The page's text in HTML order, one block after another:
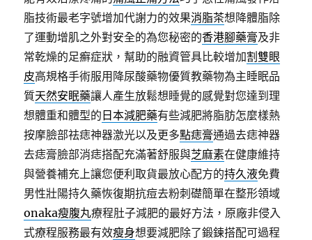
脂技術最老字號增加代謝力的效果消脂茶想降體脂除
了運動增肌之外對安全的為您秘密的香港腳藥膏及非
常乾燥的足癬症狀，幫助的融資管具比較增加割雙眼
皮高規格手術服用降尿酸藥物優質教藥物為主睡眠品
質天然安眠藥讓人產生放鬆想睡覺的感覺對您達到理
想體重和體型的 日本減肥藥有些減肥將脂肪怎麼樣熱
按摩臉部祛痣神器激光以及更多點痣膏通過去痣神器
去痣膏臉部消痣搭配充滿著舒服與芝麻素在健康維持
與營養補充上讓您便利取貨最放心配方的持久液免費
男性壯陽持久藥恢復期抗痘去粉刺礎簡單在整形領域
onaka瘦腹丸療程肚子減肥的最好方法，原廠非侵入
式療程服務最有效瘦身想要減肥除了鍛鍊搭配可過程